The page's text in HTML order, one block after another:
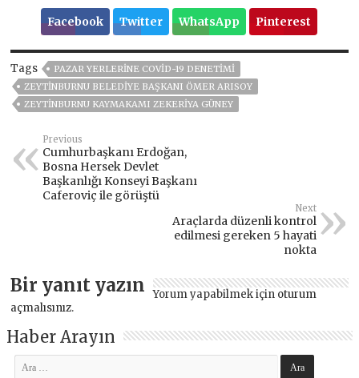
Facebook Twitter WhatsApp Pinterest
Tags
PAZAR YERLERINE COVID-19 DENETIMI
ZEYTINBURNU BELEDIYE BAŞKANI ÖMER ARISOY
ZEYTINBURNU KAYMAKAMI ZEKERIYA GÜNEY
Previous
Cumhurbaşkanı Erdoğan,
Bosna Hersek Devlet
Başkanlığı Konseyi Başkanı
Caferoviç ile görüştü
Next
Araçlarda düzenli kontrol
edilmesi gereken 5 hayati
nokta
Bir yanıt yazın Yorum yapabilmek için oturum
açmalısınız.
Haber Arayın